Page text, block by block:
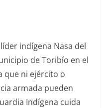
indígena Nasa del
de Toribío en el
que ni ejército o
armada pueden
Indígena cuida